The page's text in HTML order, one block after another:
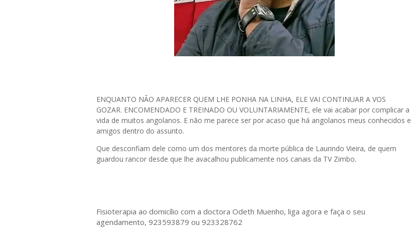
ENQUANTO NÃO APARECER QUEM LHE PONHA NA LINHA, ELE VAI CONTINUAR A VOS
GOZAR. ENCOMENDADO E TREINADO OU VOLUNTARIAMENTE, ele vai acabar por complicar a
vida de muitos angolanos. E não me parece ser por acaso que há angolanos meus conhecidos e
amigos dentro do assunto.
Que desconfiam dele como um dos mentores da morte pública de Laurindo Vieira, de quem
guardou rancor desde que lhe avacalhou publicamente nos canais da TV Zimbo.
Fisioterapia ao domicílio com a doctora Odeth Muenho, liga agora e faça o seu
agendamento, 923593879 ou 923328762